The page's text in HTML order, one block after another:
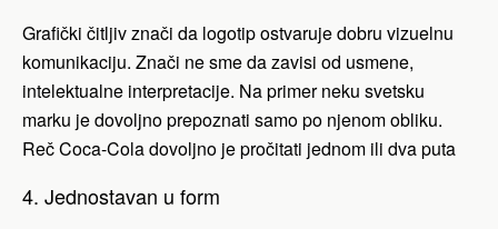
Grafički čitljiv znači da logotip ostvaruje dobru vizuelnu
komunikaciju. Znači ne sme da zavisi od usmene,
intelektualne interpretacije. Na primer neku svetsku
marku je dovoljno prepoznati samo po njenom obliku.
Reč Coca-Cola dovoljno je pročitati jednom ili dva puta
4. Jednostavan u form